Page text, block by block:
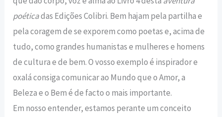
poéticadas Edições Colibri. Bem hajam pela partilha e
pela coragem de se exporem como poetas e, acima de
tudo, como grandes humanistas e mulheres e homens
de cultura e de bem. O vosso exemplo é inspirador e
oxalá consiga comunicar ao Mundo que o Amor, a
Beleza e o Bem é de facto o mais importante.
Em nosso entender, estamos perante um conceito